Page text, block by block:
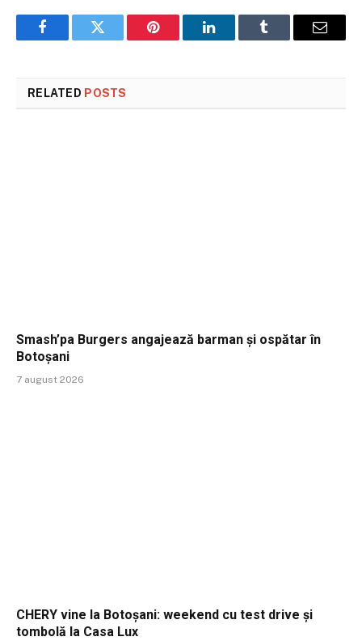
FacebookTwitter Pinterest LinkedInTumblr Email
RELATED POSTS
Smash’pa Burgers angajează barman și ospătar în
Botoșani
7 august 2026
CHERY vine la Botoșani: weekend cu test drive și
tombolă la Casa Lux